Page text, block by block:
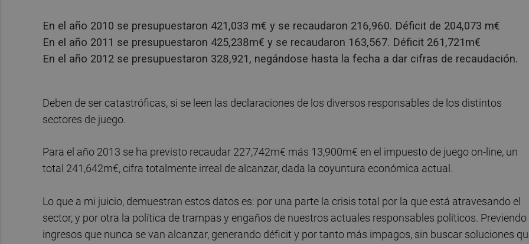
En el año 2010 se presupuestaron 421,033 m€ y se recaudaron 216,960. Déficit de 204,073 m€
En el año 2011 se presupuestaron 425,238m€ y se recaudaron 163,567. Déficit 261,721m€
En el año 2012 se presupuestaron 328,921, negándose hasta la fecha a dar cifras de recaudación.
Deben de ser catastróficas, si se leen las declaraciones de los diversos responsables de los distintos
sectores de juego.
Para el año 2013 se ha previsto recaudar 227,742m€ más 13,900m€ en el impuesto de juego on-line, un
total 241,642m€, cifra totalmente irreal de alcanzar, dada la coyuntura económica actual.
Lo que a mi juicio, demuestran estos datos es: por una parte la crisis total por la que está atravesando el
sector, y por otra la política de trampas y engaños de nuestros actuales responsables políticos. Previendo
ingresos que nunca se van alcanzar, generando déficit y por tanto más impagos, sin buscar soluciones